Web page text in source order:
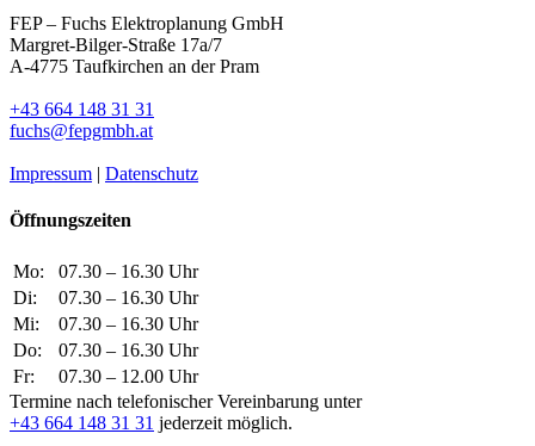
FEP – Fuchs Elektroplanung GmbH
Margret-Bilger-Straße 17a/7
A-4775 Taufkirchen an der Pram
+43 664 148 31 31
fuchs@fepgmbh.at
Impressum | Datenschutz
Öffnungszeiten
Mo:
07.30 – 16.30 Uhr
Di:
07.30 – 16.30 Uhr
Mi:
07.30 – 16.30 Uhr
Do:
07.30 – 16.30 Uhr
Fr:
07.30 – 12.00 Uhr
Termine nach telefonischer Vereinbarung unter
+43 664 148 31 31 jederzeit möglich.